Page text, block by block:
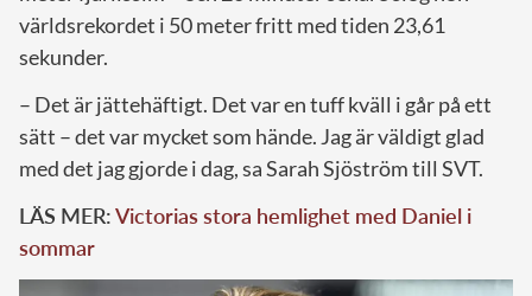
världsrekordet i 50 meter fritt med tiden 23,61
sekunder.
– Det är jättehäftigt. Det var en tuff kväll i går på ett
sätt – det var mycket som hände. Jag är väldigt glad
med det jag gjorde i dag, sa Sarah Sjöström till SVT.
LÄS MER:Victorias stora hemlighet med Daniel i
sommar